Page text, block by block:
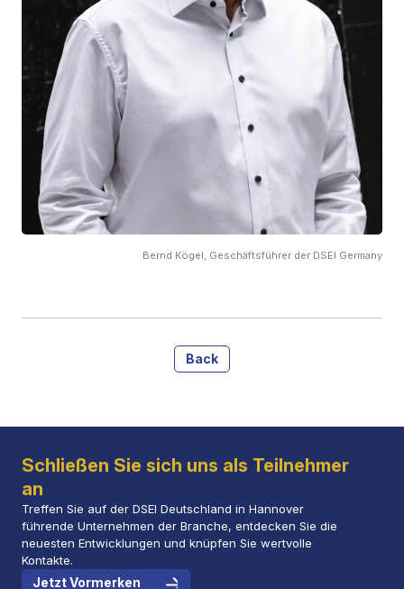
Bernd Kögel, Geschäftsführer der DSEI Germany
Back
Schließen Sie sich uns als Teilnehmer
an
Treffen Sie auf der DSEI Deutschland in Hannover
führende Unternehmen der Branche, entdecken Sie die
neuesten Entwicklungen und knüpfen Sie wertvolle
Kontakte.
Jetzt Vormerken